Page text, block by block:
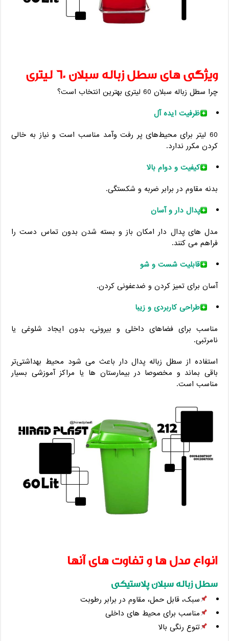
ویژگی ‌های سطل زباله سبلان 60 لیتری
چرا سطل زباله سبلان 60 لیتری بهترین انتخاب است؟
ظرفیت ایده ‌آل
60 لیتر برای محیط‌های پر رفت‌ وآمد مناسب است و نیاز به خالی
کردن مکرر ندارد.
کیفیت و دوام بالا
بدنه مقاوم در برابر ضربه و شکستگی.
پدال ‌دار و آسان
مدل ‌های پدال دار امکان باز و بسته شدن بدون تماس دست را
فراهم می‌ کنند.
قابلیت شست ‌و شو
آسان برای تمیز کردن و ضدعفونی کردن.
طراحی کاربردی و زیبا
مناسب برای فضاهای داخلی و بیرونی، بدون ایجاد شلوغی یا
نامرتبی.
استفاده از سطل زباله پدال دار باعث می ‌شود محیط بهداشتی‌تر
باقی بماند و مخصوصا در بیمارستان ‌ها یا مراکز آموزشی بسیار
مناسب است.
انواع مدل ‌ها و تفاوت ‌های آنها
سطل زباله سبلان پلاستیکی
سبک، قابل حمل، مقاوم در برابر رطوبت
مناسب برای محیط‌ های داخلی
تنوع رنگی بالا